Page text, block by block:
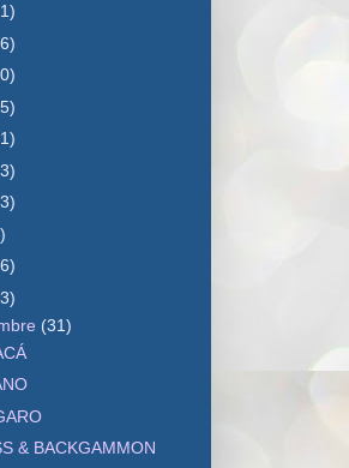
(31)
& BACKGAMMON